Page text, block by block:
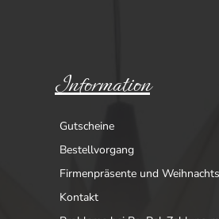
Information
Gutscheine
Bestellvorgang
Firmenpräsente und
Kontakt